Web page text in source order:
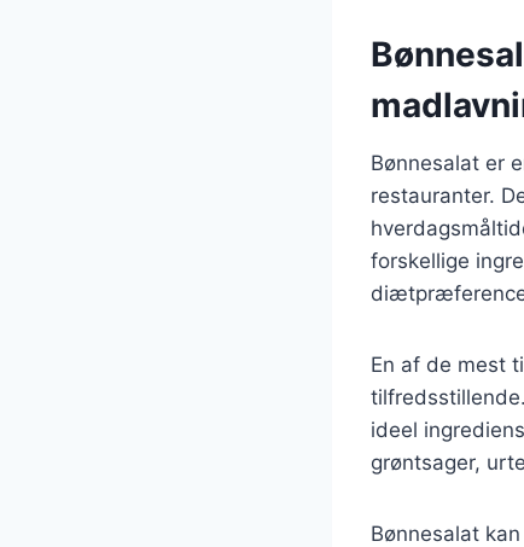
Bønnesalat er
restauranter.
forskellige
En af de mest
ideel
grøntsager,
Bønnesalat